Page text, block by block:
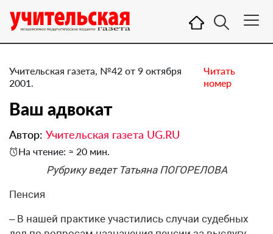
Учительская газета, №42 от 9 октября
2001.
Читать
номер
Ваш адвокат
Автор: Учительская газета UG.RU
На чтение: ≈ 20 мин.
Рубрику ведет Татьяна ПОГОРЕЛОВА
Пенсия
– В нашей практике участились случаи судебных